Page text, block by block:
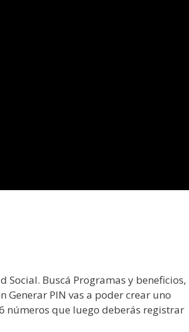
Social. Buscá Programas y beneficios,
Generar PIN vas a poder crear uno
números que luego deberás registrar